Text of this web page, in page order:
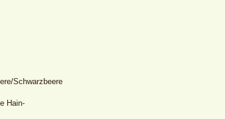
Schwarzbeere
Hain-